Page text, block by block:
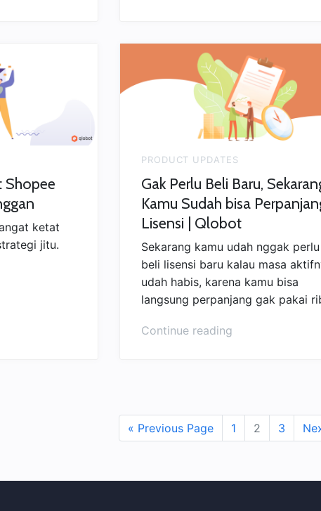
Shopee
ketat
jitu.
PRODUCT UPDATES
Gak Perlu Beli Baru,
Kamu Sudah bisa
Lisensi | Qlobot
Sekarang kamu udah nggak
beli lisensi baru kalau masa
udah habis, karena kamu bisa
langsung perpanjang gak pakai
Continue reading“Gak
Kamu
Sudah
Lisensi
« Previous Page 1 2 3